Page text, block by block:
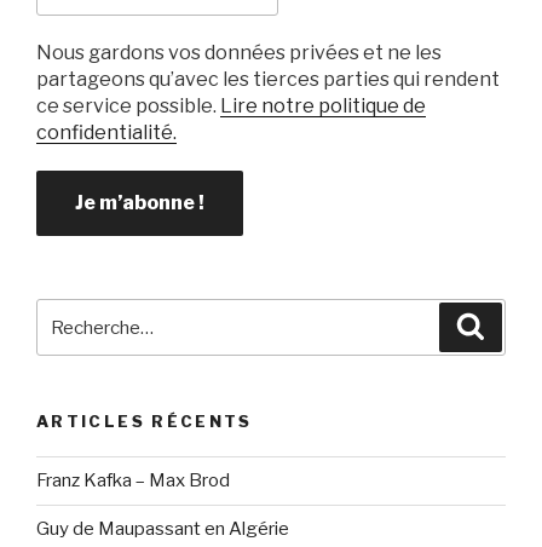
Nous gardons vos données privées et ne les
partageons qu’avec les tierces parties qui rendent
ce service possible. Lire notre politique de
confidentialité.
pour
ARTICLES RÉCENTS
Franz Kafka – Max Brod
Guy de Maupassant en Algérie